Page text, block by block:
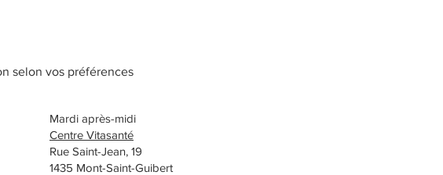
selon vos préférences
Mardi après-midi
Centre Vitasanté
Rue Saint-Jean, 19
1435 Mont-Saint-Guibert